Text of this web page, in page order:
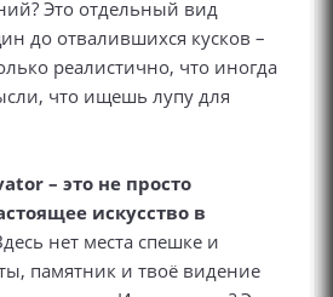
Это отдельный вид
до отвалившихся кусков –
реалистично, что иногда
что ищешь лупу для
– это не просто
искусство в
нет места спешке и
памятник и твоё видение